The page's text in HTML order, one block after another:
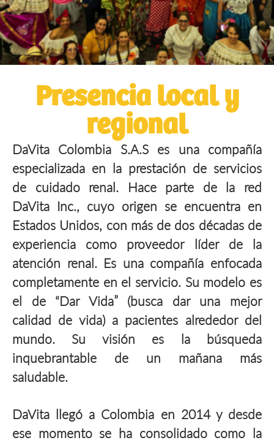
Presencia local y
regional
DaVita Colombia S.A.S es una compañía
especializada en la prestación de servicios
de cuidado renal. Hace parte de la red
DaVita Inc., cuyo origen se encuentra en
Estados Unidos, con más de dos décadas de
experiencia como proveedor líder de la
atención renal. Es una compañía enfocada
completamente en el servicio. Su modelo es
el de “Dar Vida” (busca dar una mejor
calidad de vida) a pacientes alrededor del
mundo. Su visión es la búsqueda
inquebrantable de un mañana más
saludable.
DaVita llegó a Colombia en 2014 y desde
ese momento se ha consolidado como la